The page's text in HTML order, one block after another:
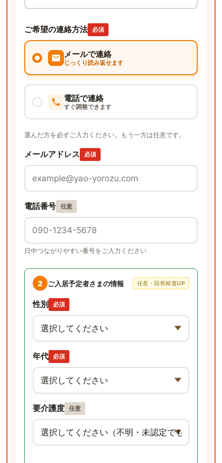
ご希望の連絡方法 必須
メールで連絡
じっくり読み返せます
電話で連絡
すぐ調整できます
選んだ方を必ずご入力ください。もう一方は任意です。
メールアドレス 必須
電話番号 任意
日中つながりやすい番号をご入力ください
2 ご入居予定者さまの情報 任意・回答精度UP
性別 必須
年代 必須
要介護度 任意